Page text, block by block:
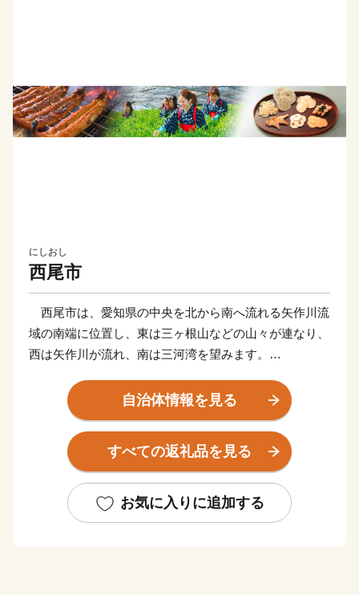
にしおし
西尾市
西尾市は、愛知県の中央を北から南へ流れる矢作川流
域の南端に位置し、東は三ヶ根山などの山々が連なり、
西は矢作川が流れ、南は三河湾を望みます。
条城」は、この地域の拠点として発展を続け、「西尾
城」と改称された江戸時代に城下町が形成されました。
明和元年（1764年）、大給松平家の居城となると、六
万石城下町として商業がさらに賑わいを見せるようにな
れています。
そのような歴史を有する西尾市は、市制を施行した昭
自治体情報を見る
すべての返礼品を見る
お気に入りに追加する